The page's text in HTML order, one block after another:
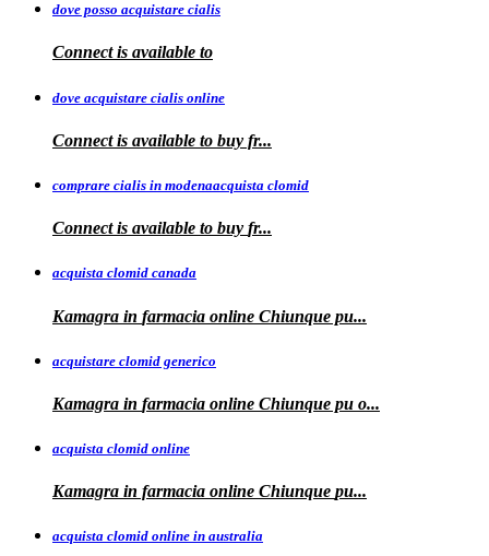
dove posso acquistare cialis
Connect is available to
dove acquistare cialis online
Connect is available to buy fr...
comprare cialis in modenaacquista clomid
Connect is available to buy fr...
acquista clomid canada
Kamagra in farmacia online Chiunque pu...
acquistare clomid generico
Kamagra in farmacia online Chiunque pu o...
acquista clomid online
Kamagra in farmacia online Chiunque pu...
acquista clomid online in australia